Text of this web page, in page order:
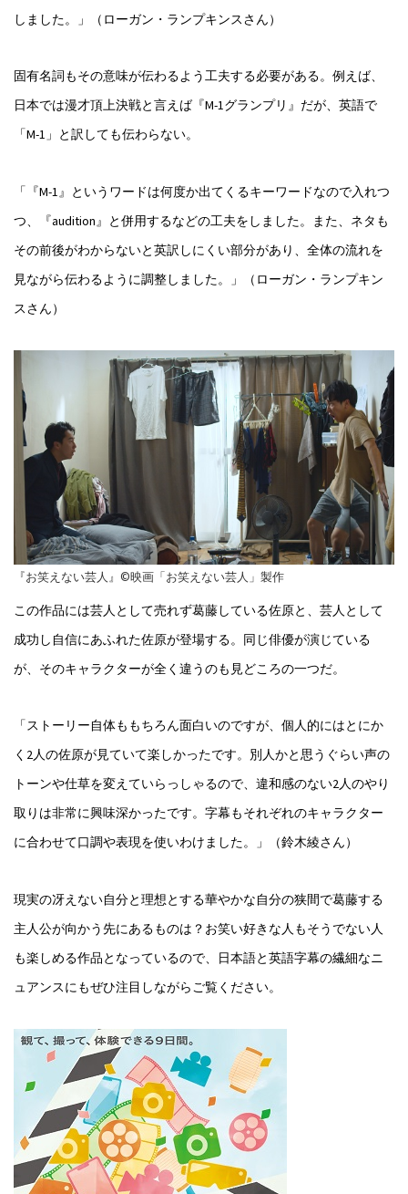
しました。」（ローガン・ランプキンスさん）
固有名詞もその意味が伝わるよう工夫する必要がある。例えば、
日本では漫才頂上決戦と言えば『M-1グランプリ』だが、英語で
「M-1」と訳しても伝わらない。
「『M-1』というワードは何度か出てくるキーワードなので入れつ
つ、『audition』と併用するなどの工夫をしました。また、ネタも
その前後がわからないと英訳しにくい部分があり、全体の流れを
見ながら伝わるように調整しました。」（ローガン・ランプキン
スさん）
『お笑えない芸人』©映画「お笑えない芸人」製作
この作品には芸人として売れず葛藤している佐原と、芸人として
成功し自信にあふれた佐原が登場する。同じ俳優が演じている
が、そのキャラクターが全く違うのも見どころの一つだ。
「ストーリー自体ももちろん面白いのですが、個人的にはとにか
く2人の佐原が見ていて楽しかったです。別人かと思うぐらい声の
トーンや仕草を変えていらっしゃるので、違和感のない2人のやり
取りは非常に興味深かったです。字幕もそれぞれのキャラクター
に合わせて口調や表現を使いわけました。」（鈴木綾さん）
現実の冴えない自分と理想とする華やかな自分の狭間で葛藤する
主人公が向かう先にあるものは？お笑い好きな人もそうでない人
も楽しめる作品となっているので、日本語と英語字幕の繊細なニ
ュアンスにもぜひ注目しながらご覧ください。